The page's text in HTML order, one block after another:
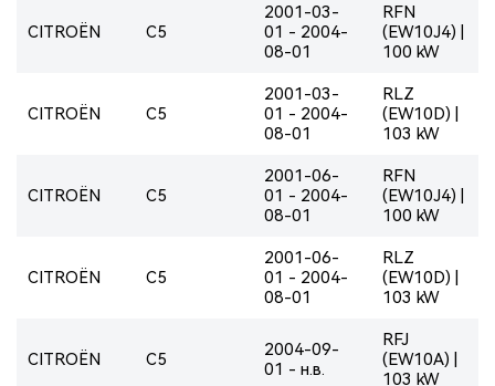
CITROËN C5
2001-03-
01 - 2004-
08-01
RFN
(EW10J4) |
100 kW
CITROËN C5
2001-03-
01 - 2004-
08-01
RLZ
(EW10D) |
103 kW
CITROËN C5
2001-06-
01 - 2004-
08-01
RFN
(EW10J4) |
100 kW
CITROËN C5
2001-06-
01 - 2004-
08-01
RLZ
(EW10D) |
103 kW
CITROËN C5
2004-09-
01 - н.в.
RFJ
(EW10A) |
103 kW